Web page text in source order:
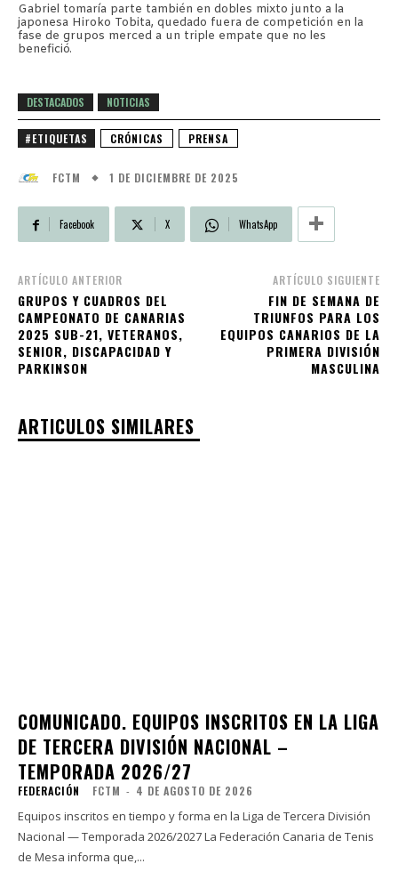
Gabriel tomaría parte también en dobles mixto junto a la
japonesa Hiroko Tobita, quedado fuera de competición en la
fase de grupos merced a un triple empate que no les
benefició.
DESTACADOS NOTICIAS
#ETIQUETAS CRÓNICAS PRENSA
FCTM 1 DE DICIEMBRE DE 2025
Facebook X WhatsApp
ARTÍCULO ANTERIOR
GRUPOS Y CUADROS DEL
CAMPEONATO DE CANARIAS
2025 SUB-21, VETERANOS,
SENIOR, DISCAPACIDAD Y
PARKINSON
ARTÍCULO SIGUIENTE
FIN DE SEMANA DE
TRIUNFOS PARA LOS
EQUIPOS CANARIOS DE LA
PRIMERA DIVISIÓN
MASCULINA
ARTICULOS SIMILARES
COMUNICADO. EQUIPOS INSCRITOS EN LA LIGA
DE TERCERA DIVISIÓN NACIONAL –
TEMPORADA 2026/27
FEDERACIÓN FCTM - 4 DE AGOSTO DE 2026
Equipos inscritos en tiempo y forma en la Liga de Tercera División
Nacional — Temporada 2026/2027 La Federación Canaria de Tenis
de Mesa informa que,...